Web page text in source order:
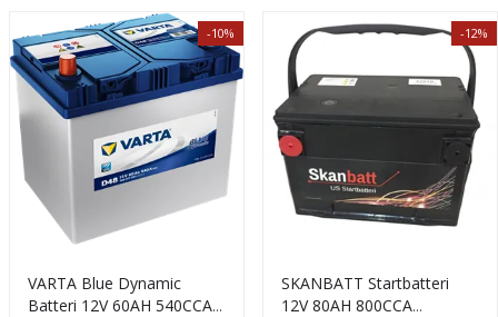
-10%
VARTA Blue Dynamic
Batteri 12V 60AH 540CCA
-12%
SKANBATT Startbatteri
12V 80AH 800CCA